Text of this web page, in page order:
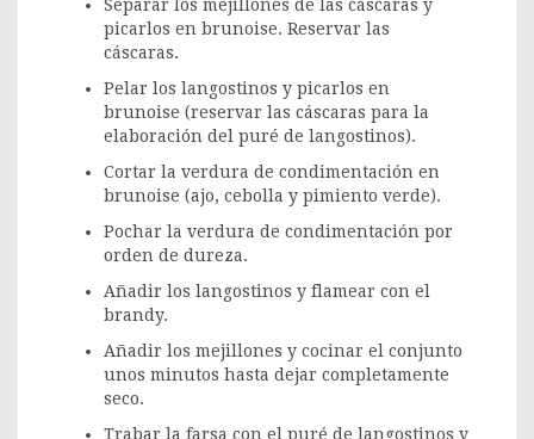
Separar los mejillones de las cáscaras y
picarlos en brunoise. Reservar las
cáscaras.
Pelar los langostinos y picarlos en
brunoise (reservar las cáscaras para la
elaboración del puré de langostinos).
Cortar la verdura de condimentación en
brunoise (ajo, cebolla y pimiento verde).
Pochar la verdura de condimentación por
orden de dureza.
Añadir los langostinos y flamear con el
brandy.
Añadir los mejillones y cocinar el conjunto
unos minutos hasta dejar completamente
seco.
Trabar la farsa con el puré de langostinos y